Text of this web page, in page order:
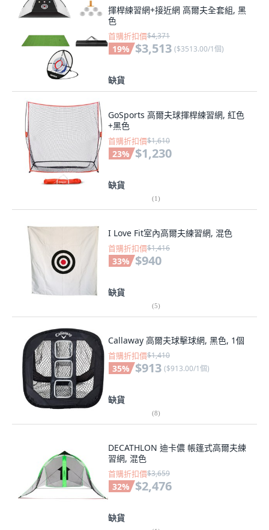
揮桿練習網+接近網 高爾夫全套組, 黑
色
首購折扣價$4,371
19% $3,513 ($3513.00/1個)
缺貨
GoSports 高爾夫球揮桿練習網, 紅色
+黑色
首購折扣價$1,610
23% $1,230
缺貨
(1)
I Love Fit室內高爾夫練習網, 混色
首購折扣價$1,416
33% $940
缺貨
(5)
Callaway 高爾夫球擊球網, 黑色, 1個
首購折扣價$1,410
35% $913 ($913.00/1個)
缺貨
(8)
DECATHLON 迪卡儂 帳篷式高爾夫練
習網, 混色
首購折扣價$3,659
32% $2,476
缺貨